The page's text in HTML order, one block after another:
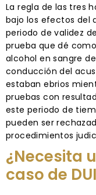
La regla de las tres
bajo los efectos del
periodo de validez
prueba que dé
alcohol en sangre de
conducción del
estaban ebrios
pruebas con
este periodo de
pueden ser
procedimientos
¿Necesita
caso de